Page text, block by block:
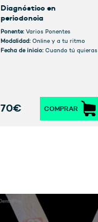
Diagnóstico en
periodoncia
Ponente: Varios Ponentes
Modalidad: Online y a tu ritmo
Fecha de inicio: Cuando tú quieras
70€ COMPRAR